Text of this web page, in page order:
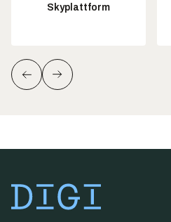
Skyplattform